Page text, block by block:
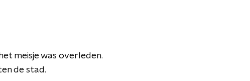
meisje was overleden.
de stad.